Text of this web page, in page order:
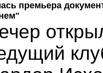
премьера